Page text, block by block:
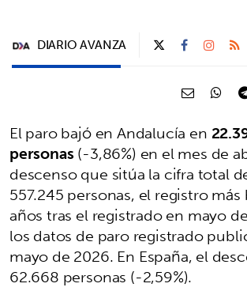
DIARIO AVANZA
El paro bajó en Andalucía en
personas(-3,86%) en el mes de
descenso que sitúa la cifra total
557.245 personas, el registro más
años tras el registrado en mayo
los datos de paro registrado
mayo de 2026. En España, el
62.668 personas (-2,59%).